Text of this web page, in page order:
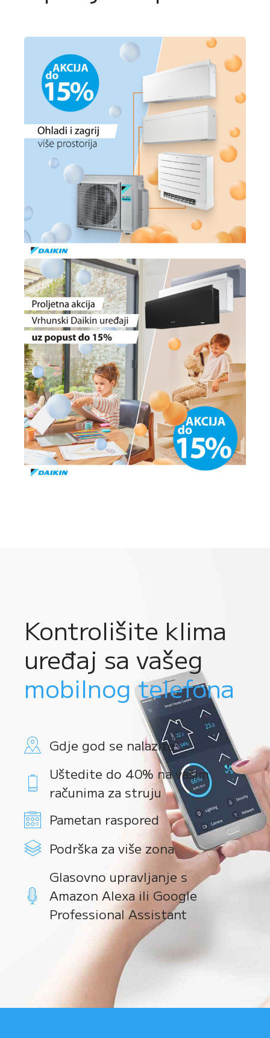
Kontrolišite klima
uređaj sa vašeg
mobilnog telefona
Gdje god se nalazite
Uštedite do 40% na vašim
računima za struju
Pametan raspored
Podrška za više zona
Glasovno upravljanje s
Amazon Alexa ili Google
Professional Assistant